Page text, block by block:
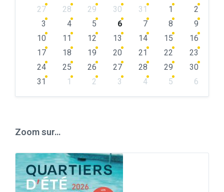
Skip
calendar
27 28 29 30 31 1
2
3
4 5 6 7 8
9
10
11 12 13 14 15
16
17
18 19 20 21 22
23
24
25 26 27 28 29
30
31
1 2 3 4 5
6
Zoom sur…